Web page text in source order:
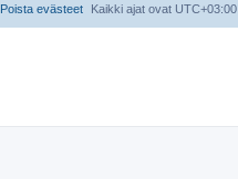
Kaikki ajat ovat UTC+03:00
Poista evästeet